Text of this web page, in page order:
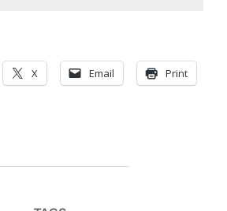
X Email Print